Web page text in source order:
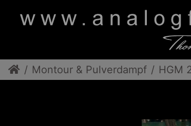
Montour & Pulverdampf HGM